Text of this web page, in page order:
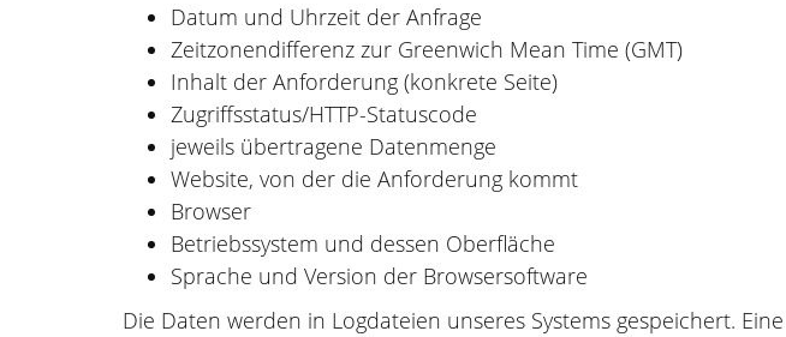
Datum und Uhrzeit der Anfrage
Zeitzonendifferenz zur Greenwich Mean Time (GMT)
Inhalt der Anforderung (konkrete Seite)
Zugriffsstatus/HTTP-Statuscode
jeweils übertragene Datenmenge
Website, von der die Anforderung kommt
Browser
Betriebssystem und dessen Oberfläche
Sprache und Version der Browsersoftware
Die Daten werden in Logdateien unseres Systems gespeichert.